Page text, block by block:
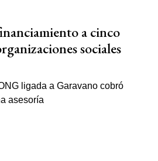
a cinco
sociales